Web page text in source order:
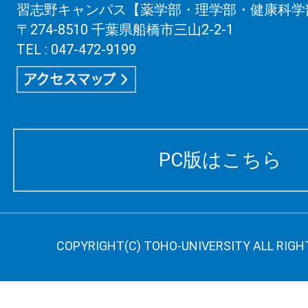
習志野キャンパス【薬学部・理学部・健康科
〒274-8510 千葉県船橋市三山2-2-1
TEL : 047-472-9199
PC版はこちら
COPYRIGHT(C) TOHO-UNIVERSITY ALL